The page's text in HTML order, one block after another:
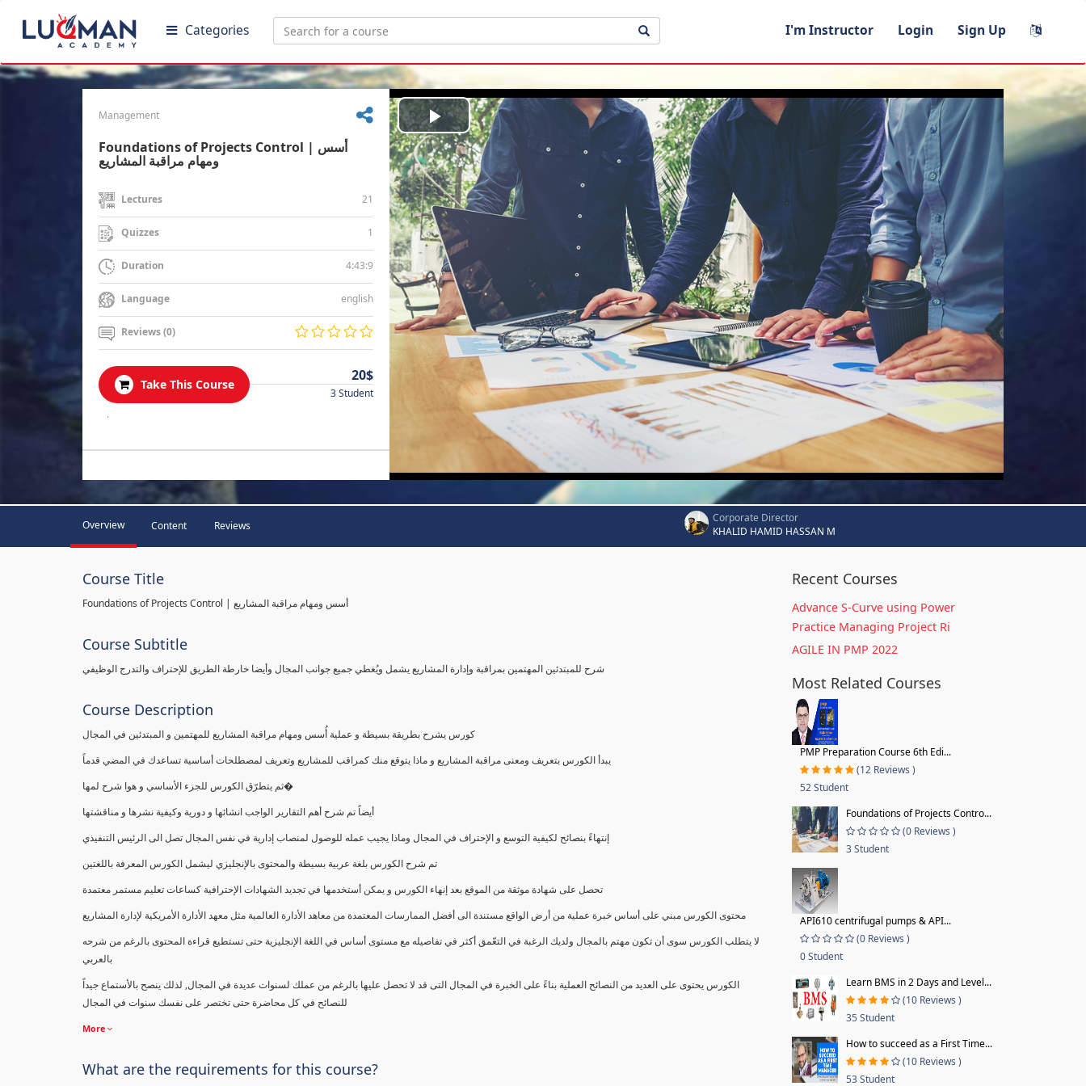
Categories I'm Instructor Login Sign Up
Management
Foundations of Projects Control | أسس
ومهام مراقبة المشاريع
Lectures 21
Quizzes 1
Duration 4:43:9
Language english
Reviews (0)
Take This Course
20$
3 Student
.
Play
Video
Overview Content Reviews
Corporate Director
KHALID HAMID HASSAN M
Course Title
Foundations of Projects Control | أسس ومهام مراقبة المشاريع
Course Subtitle
شرح للمبتدئين المهتمين بمراقبة وإدارة المشاريع يشمل ويُغطي جميع جوانب المجال وأيضا خارطة الطريق للإحتراف والتدرج الوظيفي
Course Description
كورس يشرح بطريقة بسيطة و عملية أُسس ومهام مراقبة المشاريع للمهتمين و المبتدئين في المجال
يبدأ الكورس بتعريف ومعنى مراقبة المشاريع و ماذا يتوقع منك كمراقب للمشاريع وتعريف لمصطلحات أساسية تساعدك في المضي قدماً
ثم يتطرّق الكورس للجزء الأساسي و هوا شرح لمها�
أيضاً تم شرح أهم التقارير الواجب انشائها و دورية وكيفية نشرها و مناقشتها
إنتهاءً بنصائح لكيفية التوسع و الإحتراف في المجال وماذا يجيب عمله للوصول لمنصاب إدارية في نفس المجال تصل الى الرئيس التنفيذي
تم شرح الكورس بلغة عربية بسيطة والمحتوى بالإنجليزي ليشمل الكورس المعرفة باللغتين
تحصل على شهادة موثقة من الموقع بعد إنهاء الكورس و يمكن أستخدمها في تجديد الشهادات الإحترافية كساعات تعليم مستمر معتمدة
محتوى الكورس مبني على أساس خبرة عملية من أرض الواقع مستندة الى أفضل الممارسات المعتمدة من معاهد الأدارة العالمية مثل معهد الأدارة الأمريكية لإدارة المشاريع
لا يتطلب الكورس سوى أن تكون مهتم بالمجال ولديك الرغبة في التعّمق أكثر في تفاصيله مع مستوى أساس في اللغة الإنجليزية حتى تستطيع قراءة المحتوى بالرغم من شرحه
بالعربي
الكورس يحتوى على العديد من النصائح العملية بناءً على الخبرة في المجال التى قد لا تحصل عليها بالرغم من عملك لسنوات عديدة في المجال, لذلك ينصح بالأستماع جيداً
للنصائح في كل محاضرة حتى تختصر على نفسك سنوات في المجال
More
What are the requirements for this course?
Recent Courses
Advance S-Curve using Power
Practice Managing Project Ri
AGILE IN PMP 2022
Most Related Courses
PMP Preparation Course 6th Edi...
(12 Reviews )
52 Student
Foundations of Projects Contro...
(0 Reviews )
3 Student
API610 centrifugal pumps & API...
(0 Reviews )
0 Student
Learn BMS in 2 Days and Level...
(10 Reviews )
35 Student
How to succeed as a First Time...
(10 Reviews )
53 Student